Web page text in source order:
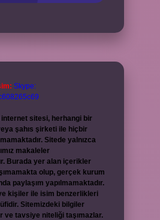
Skype:
internet sitesi, herhangi bir
şahıs şirketi ile hiçbir
Sitede yalnızca
makaleler
Burada yer alan içerikler
olup, gerçek kurum
paylaşım yapılmamaktadır.
kişiler ile isim benzerlikleri
Sitemizdeki bilgiler
ve tavsiye niteliği taşımazlar.